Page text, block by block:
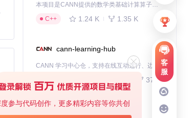
客
服
参与代码创作，更多精彩内容等你共创
得更加智能与便捷。
、Qwen Code、Goose CLI、Auggie 等的 OpenClaw | 🌟 喜欢就点star吧
本项目是CANN提供的数学类基础计算算子库，实现网络在NPU上加速计算。
C++
1.24 K 1.35 K
cann-learning-hub
Jupyter Notebook
372
kernel